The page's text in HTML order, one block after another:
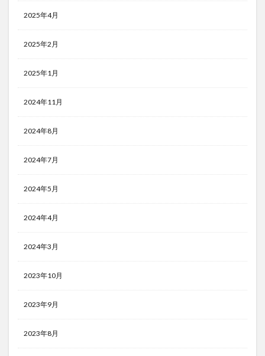
2025年4月
2025年2月
2025年1月
2024年11月
2024年8月
2024年7月
2024年5月
2024年4月
2024年3月
2023年10月
2023年9月
2023年8月